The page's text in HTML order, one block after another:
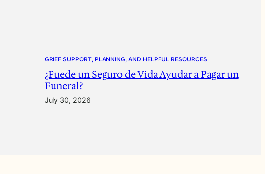
GRIEF SUPPORT, PLANNING, AND HELPFUL RESOURCES
¿Puede un Seguro de Vida Ayudar a Pagar un
Funeral?
July 30, 2026